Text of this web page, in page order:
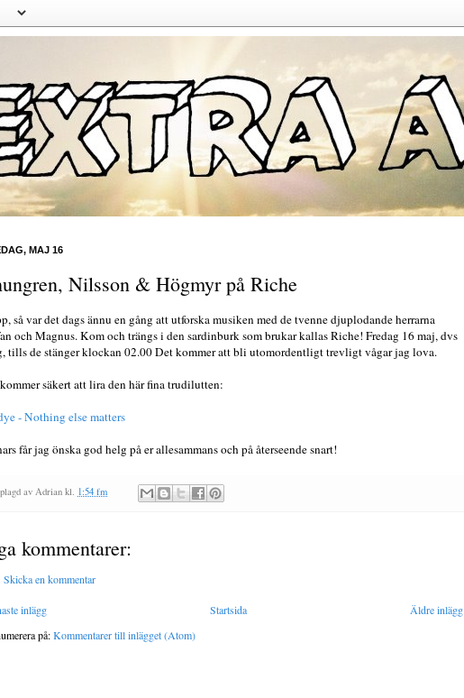
MAJ 16
Nilsson & Högmyr på Riche
så var det dags ännu en gång att utforska musiken med de tvenne djuplodande herrarna
och Magnus. Kom och trängs i den sardinburk som brukar kallas Riche! Fredag 16 maj, dvs
tills de stänger klockan 02.00 Det kommer att bli utomordentligt trevligt vågar jag lova.
säkert att lira den här fina trudilutten:
- Nothing else matters
får jag önska god helg på er allesammans och på återseende snart!
av Adrian kl. 1:54 fm
kommentarer:
Skicka en kommentar
inlägg Äldre inlägg
Startsida
på:Kommentarer till inlägget (Atom)